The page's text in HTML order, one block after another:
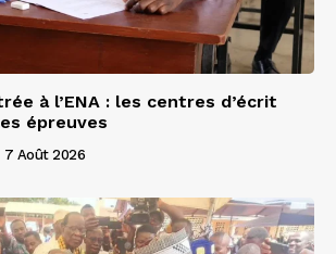
à l’ENA : les centres d’écrit
épreuves
7 Août 2026